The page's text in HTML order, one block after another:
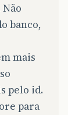
banco,
mais
pelo id.
para